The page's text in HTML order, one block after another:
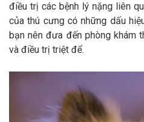
điều trị các bệnh lý nặng liên
của thú cưng có những dấu
bạn nên đưa đến phòng khám
và điều trị triệt để.